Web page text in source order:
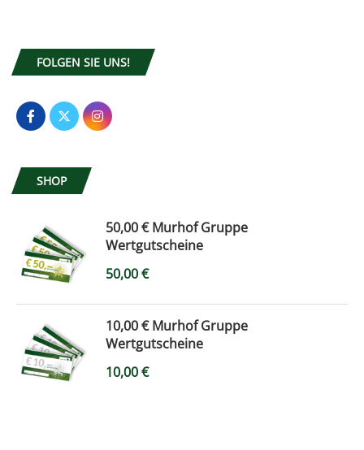
FOLGEN SIE UNS!
SHOP
50,00 € Murhof Gruppe
Wertgutscheine
50,00€
10,00 € Murhof Gruppe
Wertgutscheine
10,00€